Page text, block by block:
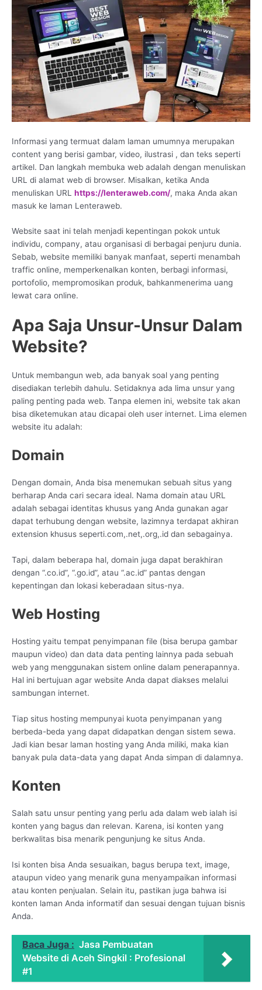
Informasi yang termuat dalam laman umumnya merupakan
content yang berisi gambar, video, ilustrasi , dan teks seperti
artikel. Dan langkah membuka web adalah dengan menuliskan
URL di alamat web di browser. Misalkan, ketika Anda
menuliskan URL https://lenteraweb.com/, maka Anda akan
masuk ke laman Lenteraweb.
Website saat ini telah menjadi kepentingan pokok untuk
individu, company, atau organisasi di berbagai penjuru dunia.
Sebab, website memiliki banyak manfaat, seperti menambah
traffic online, memperkenalkan konten, berbagi informasi,
portofolio, mempromosikan produk, bahkanmenerima uang
lewat cara online.
Apa Saja Unsur-Unsur Dalam
Website?
Untuk membangun web, ada banyak soal yang penting
disediakan terlebih dahulu. Setidaknya ada lima unsur yang
paling penting pada web. Tanpa elemen ini, website tak akan
bisa diketemukan atau dicapai oleh user internet. Lima elemen
website itu adalah:
Domain
Dengan domain, Anda bisa menemukan sebuah situs yang
berharap Anda cari secara ideal. Nama domain atau URL
adalah sebagai identitas khusus yang Anda gunakan agar
dapat terhubung dengan website, lazimnya terdapat akhiran
extension khusus seperti.com,.net,.org,.id dan sebagainya.
Tapi, dalam beberapa hal, domain juga dapat berakhiran
dengan “.co.id”, “.go.id”, atau “.ac.id” pantas dengan
kepentingan dan lokasi keberadaan situs-nya.
Web Hosting
Hosting yaitu tempat penyimpanan file (bisa berupa gambar
maupun video) dan data data penting lainnya pada sebuah
web yang menggunakan sistem online dalam penerapannya.
Hal ini bertujuan agar website Anda dapat diakses melalui
sambungan internet.
Tiap situs hosting mempunyai kuota penyimpanan yang
berbeda-beda yang dapat didapatkan dengan sistem sewa.
Jadi kian besar laman hosting yang Anda miliki, maka kian
banyak pula data-data yang dapat Anda simpan di dalamnya.
Konten
Salah satu unsur penting yang perlu ada dalam web ialah isi
konten yang bagus dan relevan. Karena, isi konten yang
berkwalitas bisa menarik pengunjung ke situs Anda.
Isi konten bisa Anda sesuaikan, bagus berupa text, image,
ataupun video yang menarik guna menyampaikan informasi
atau konten penjualan. Selain itu, pastikan juga bahwa isi
konten laman Anda informatif dan sesuai dengan tujuan bisnis
Anda.
Baca Juga : Jasa Pembuatan
Website di Aceh Singkil : Profesional
#1